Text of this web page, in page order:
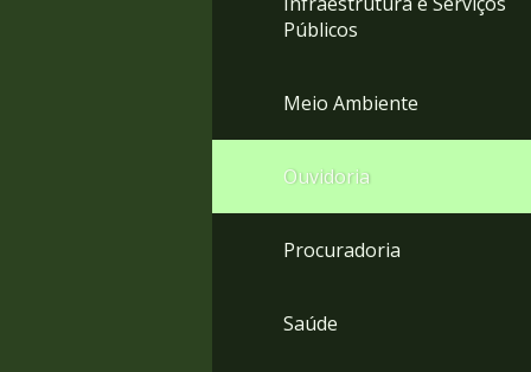
Públicos
Meio Ambiente
Ouvidoria
Procuradoria
Saúde